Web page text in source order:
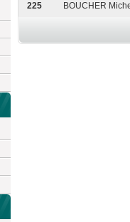
225 BOUCHER